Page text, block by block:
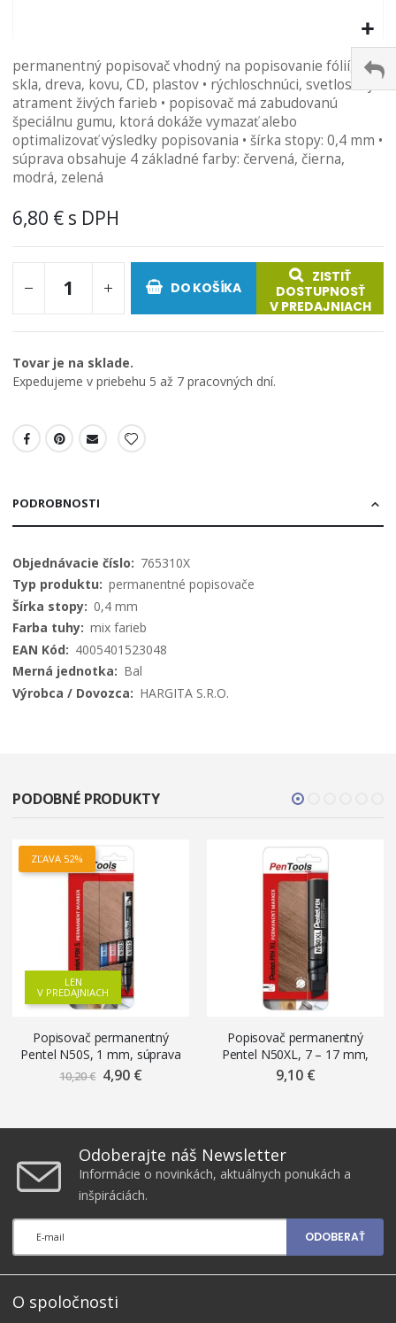
na
začiatok
galérie
obrázkov
permanentný popisovač vhodný na popisovanie fólií,
skla, dreva, kovu, CD, plastov • rýchloschnúci, svetlostály
atrament živých farieb • popisovač má zabudovanú
špeciálnu gumu, ktorá dokáže vymazať alebo
optimalizovať výsledky popisovania • šírka stopy: 0,4 mm •
súprava obsahuje 4 základné farby: červená, čierna,
modrá, zelená
6,80 €
DO KOŠÍKA
ZISTIŤ
DOSTUPNOSŤ
V PREDAJNIACH
Tovar je na sklade.
Expedujeme v priebehu 5 až 7 pracovných dní.
PODROBNOSTI
Viac
informácií
765310X
permanentné popisovače
0,4 mm
mix farieb
4005401523048
Bal
HARGITA S.R.O.
PODOBNÉ PRODUKTY
LEN
V PREDAJNIACH
ZĽAVA 52%
Popisovač permanentný
Pentel N50S, 1 mm, súprava
4 ks
10,20 € Znížená
cena
4,90 €
Popisovač permanentný
Pentel N50XL, 7 – 17 mm,
čierny
9,10 €
Odoberajte náš Newsletter
Informácie o novinkách, aktuálnych ponukách a
inšpiráciách.
ODOBERAŤ
O spoločnosti